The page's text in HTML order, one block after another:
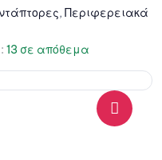
, Περιφερειακά
13 σε απόθεμα